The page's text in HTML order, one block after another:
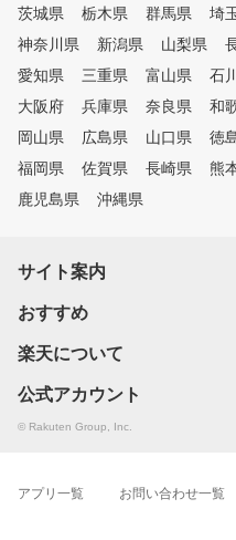
茨城県
栃木県 群馬県 埼
神奈川県
新潟県 山梨県
愛知県
三重県 富山県 石
大阪府
兵庫県 奈良県 和
岡山県
広島県 山口県 徳
福岡県
佐賀県 長崎県 熊
鹿児島県
沖縄県
サイト案内
おすすめ
楽天について
公式アカウント
© Rakuten Group, Inc.
アプリ一覧 お問い合わせ一覧